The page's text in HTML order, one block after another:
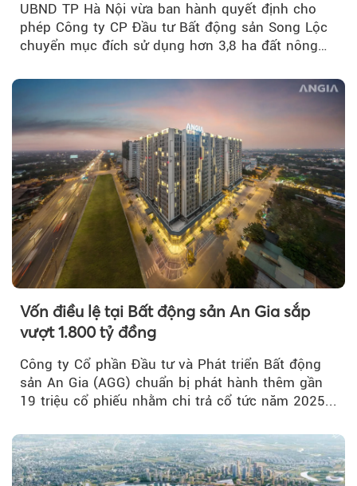
UBND TP Hà Nội vừa ban hành quyết định cho
phép Công ty CP Đầu tư Bất động sản Song Lộc
chuyển mục đích sử dụng hơn 3,8 ha đất nông
Vốn điều lệ tại Bất động sản An Gia sắp
vượt 1.800 tỷ đồng
Công ty Cổ phần Đầu tư và Phát triển Bất động
sản An Gia (AGG) chuẩn bị phát hành thêm gần
19 triệu cổ phiếu nhằm chi trả cổ tức năm 2025...